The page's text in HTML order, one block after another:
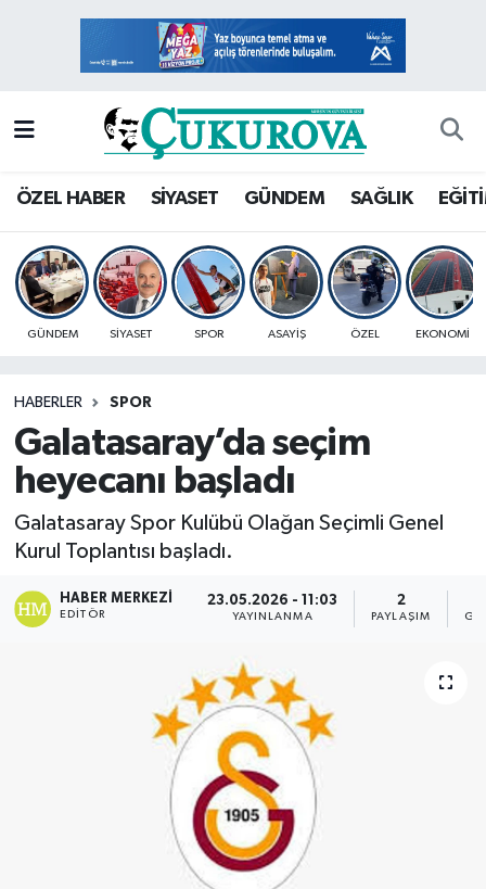
ÖZEL HABER SİYASET GÜNDEM SAĞLIK
GÜNDEM SİYASET SPOR ASAYİŞ ÖZEL EKONOMİ
HABERLER SPOR
Galatasaray’da seçim
heyecanı başladı
Galatasaray Spor Kulübü Olağan Seçimli Genel
Kurul Toplantısı başladı.
HABER MERKEZI
EDITÖR
23.05.2026 - 11:03
YAYINLANMA
2
PAYLAŞIM
Mersin Hava Durumu
Mersin Namaz Vakitleri
Mersin Trafik Yoğunluk Haritası
Süper Lig Puan Durumu ve Fikstür
Haber Arşivi